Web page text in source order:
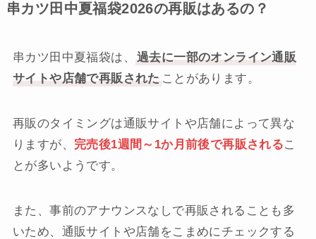
串カツ田中夏福袋2026の再販はあるの？
串カツ田中夏福袋は、
過去に一部のオンライン通販
サイトや店舗で再販された ことがあります。
再販のタイミングは通販サイトや店舗によって異な
りますが、 完売後1週間～1か月前後で再販されるこ
とが多いようです。
また、事前のアナウンスなしで再販されることも多
いため、通販サイトや店舗をこまめにチェックする